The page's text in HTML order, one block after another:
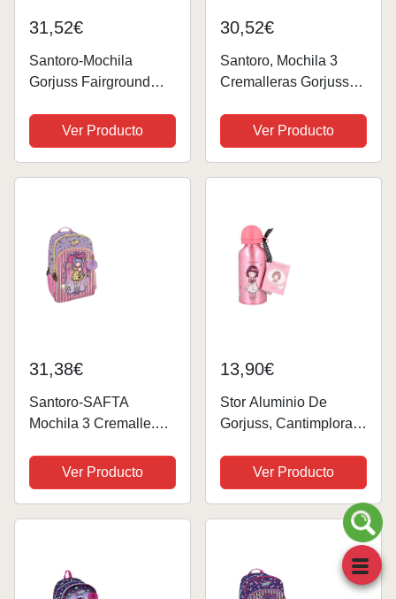
31,52€
Santoro-Mochila
Gorjuss Fairground
34,5X43,5X22Cm,
Multicolor (1130GJ03)
Ver Producto
30,52€
Santoro, Mochila 3
Cremalleras Gorjuss
Away 29X45X17Cm
Unisex niños,
Multicolor, Estándar
Ver Producto
31,38€
Santoro-SAFTA
Mochila 3 Cremalle.
Fairground First Prize
29X45X17Cm,
Multicolor, Estándar
Ver Producto
13,90€
Stor Aluminio De
Gorjuss, Cantimplora Y
Santoro, Talla Única
Ver Producto